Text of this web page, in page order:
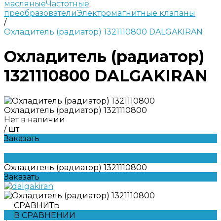
масляныеЧастотные
преобразователиЭлектромагнитные клапаны
/
Охладитель (радиатор) 1321110800 DALGAKIRAN
Охладитель (радиатор)
1321110800 DALGAKIRAN
Охладитель (радиатор) 1321110800
Нет в наличии
/ шт
Заказать
Охладитель (радиатор) 1321110800
Заказать
СРАВНИТЬ
В СРАВНЕНИИ